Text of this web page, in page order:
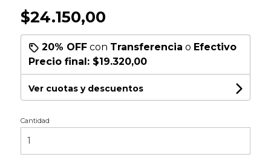
$24.150,00
20% OFFcon Transferencia o Efectivo
Precio final: $19.320,00
Ver cuotas y descuentos
Cantidad